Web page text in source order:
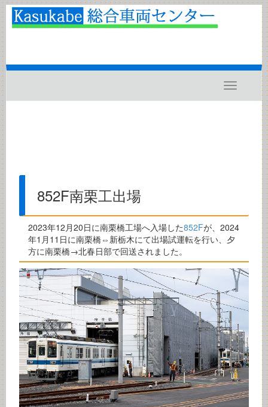
Toggle
navigation
852F南栗工出場
2023年12月20日に南栗橋工場へ入場した852Fが、2024
年1月11日に南栗橋⇔新栃木にて出場試運転を行い、夕
方に南栗橋→北春日部で回送されました。